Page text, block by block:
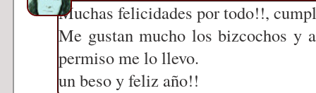
Muchas felicidades por todo!!,
Me gustan mucho los bizcochos y
permiso me lo llevo.
un beso y feliz año!!